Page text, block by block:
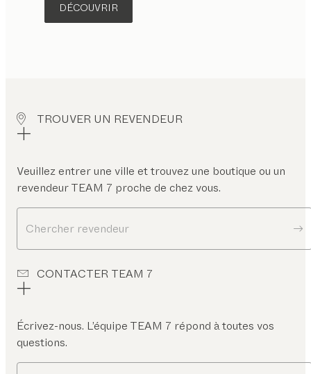
DÉCOUVRIR
TROUVER UN REVENDEUR
Veuillez entrer une ville et trouvez une boutique ou un
revendeur TEAM 7 proche de chez vous.
Chercher revendeur
CONTACTER TEAM 7
Écrivez-nous. L’équipe TEAM 7 répond à toutes vos
questions.